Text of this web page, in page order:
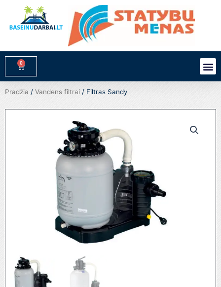
turinio
0
Cart
Pradžia / Vandens filtrai / Filtras Sandy